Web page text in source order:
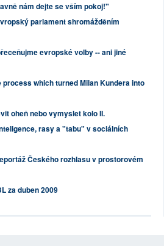
nám dejte se vším pokoj!"
parlament shromážděním
evropské volby -- ani jiné
process which turned Milan Kundera into
oheň nebo vymyslet kolo II.
rasy a "tabu" v sociálních
Českého rozhlasu v prostorovém
za duben 2009